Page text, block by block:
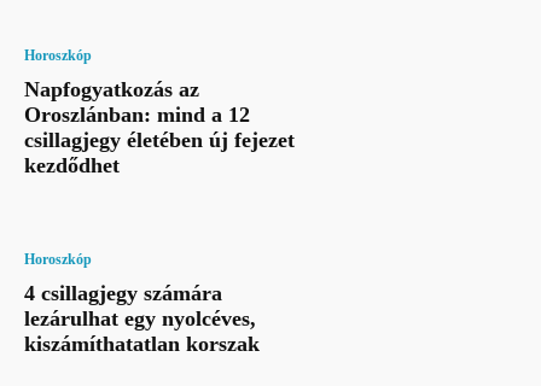
Horoszkóp
Napfogyatkozás az
Oroszlánban: mind a 12
csillagjegy életében új fejezet
kezdődhet
Horoszkóp
4 csillagjegy számára
lezárulhat egy nyolcéves,
kiszámíthatatlan korszak